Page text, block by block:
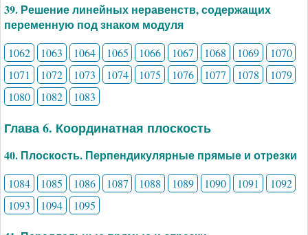
39. Решение линейных неравенств, содержащих
переменную под знаком модуля
1062 1063 1064 1065 1066 1067 1068 1069
1070
1071
1072 1073 1074 1075 1076 1077 1078
1079
1080
1082 1083
Глава 6. Координатная плоскость
40. Плоскость. Перпендикулярные прямые и отрезки
1084 1085 1086 1087 1088 1089 1090 1091
1092
1093
1094 1095